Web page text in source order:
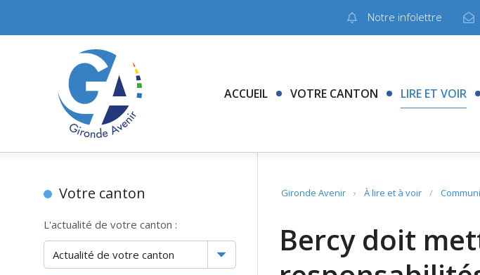
Notre infolettre
ACCUEIL VOTRE CANTON LIRE ET VOIR
Gironde Avenir › À lire et à voir /
Bercy doit
Votre canton
L'actualité de votre canton :